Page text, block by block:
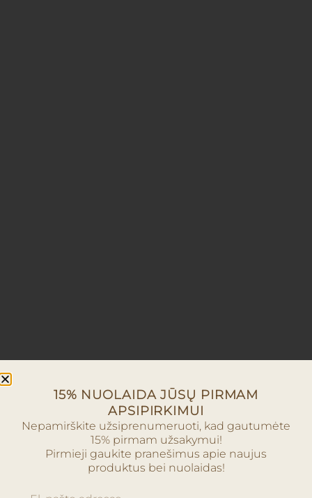
15% NUOLAIDA JŪSŲ PIRMAM
APSIPIRKIMUI
Nepamirškite užsiprenumeruoti, kad gautumėte
15% pirmam užsakymui!
Pirmieji gaukite pranešimus apie naujus
produktus bei nuolaidas!